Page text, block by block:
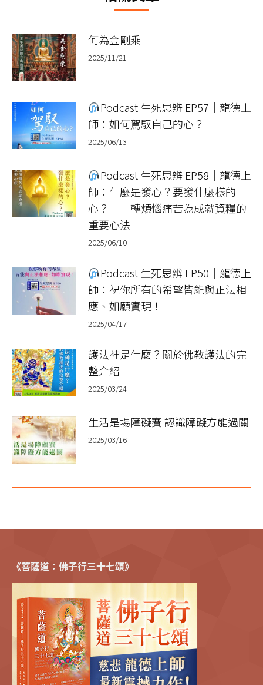
何為金剛乘
2025/11/21
Podcast 生死思辨 EP57｜龍德上
師：如何駕馭自己的心？
2025/06/13
Podcast 生死思辨 EP58｜龍德上
師：什麼是發心？要發什麼樣的
心？──轉煩惱痛苦為成就資糧的
重要心法
2025/06/10
Podcast 生死思辨 EP50｜龍德上
師：祝你所有的希望皆能與正法相
應、如願實現！
2025/04/17
護法神是什麼？關於佛教護法的完
整介紹
2025/03/24
生活是場障礙賽 認識障礙方能過關
2025/03/16
《菩薩道：佛子行三十七頌》